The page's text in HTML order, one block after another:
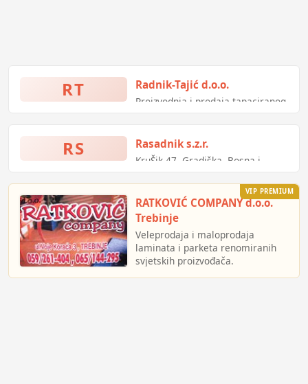
RT Radnik-Tajić d.o.o.
Proizvodnja i prodaja tapaciranog
RS Rasadnik s.z.r.
KruŠik 47, Gradiška, Bosna i
VIP PREMIUM
RATKOVIĆ COMPANY d.o.o.
Trebinje
Veleprodaja i maloprodaja
laminata i parketa renomiranih
svjetskih proizvođača.